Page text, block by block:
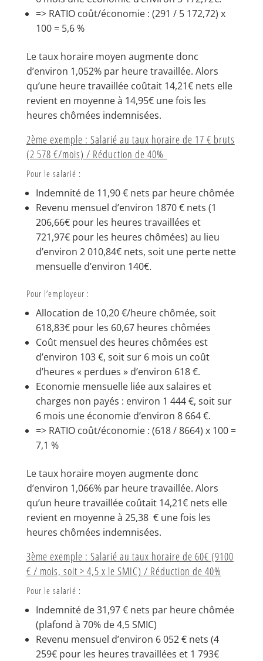
=> RATIO coût/économie : (291 / 5 172,72) x
100 = 5,6 %
Le taux horaire moyen augmente donc
d’environ 1,052% par heure travaillée. Alors
qu’une heure travaillée coûtait 14,21€ nets elle
revient en moyenne à 14,95€ une fois les
heures chômées indemnisées.
2ème exemple : Salarié au taux horaire de 17 € bruts
(2 578 €/mois) / Réduction de 40%
Pour le salarié :
Indemnité de 11,90 € nets par heure chômée
Revenu mensuel d’environ 1870 € nets (1
206,66€ pour les heures travaillées et
721,97€ pour les heures chômées) au lieu
d’environ 2 010,84€ nets, soit une perte nette
mensuelle d’environ 140€.
Pour l’employeur :
Allocation de 10,20 €/heure chômée, soit
618,83€ pour les 60,67 heures chômées
Coût mensuel des heures chômées est
d’environ 103 €, soit sur 6 mois un coût
d’heures « perdues » d’environ 618 €.
Economie mensuelle liée aux salaires et
charges non payés : environ 1 444 €, soit sur
6 mois une économie d’environ 8 664 €.
=> RATIO coût/économie : (618 / 8664) x 100 =
7,1 %
Le taux horaire moyen augmente donc
d’environ 1,066% par heure travaillée. Alors
qu’un heure travaillée coûtait 14,21€ nets elle
revient en moyenne à 25,38 € une fois les
heures chômées indemnisées.
3ème exemple : Salarié au taux horaire de 60€ (9100
€ / mois, soit > 4,5 x le SMIC) / Réduction de 40%
Pour le salarié :
Indemnité de 31,97 € nets par heure chômée
(plafond à 70% de 4,5 SMIC)
Revenu mensuel d’environ 6 052 € nets (4
259€ pour les heures travaillées et 1 793€